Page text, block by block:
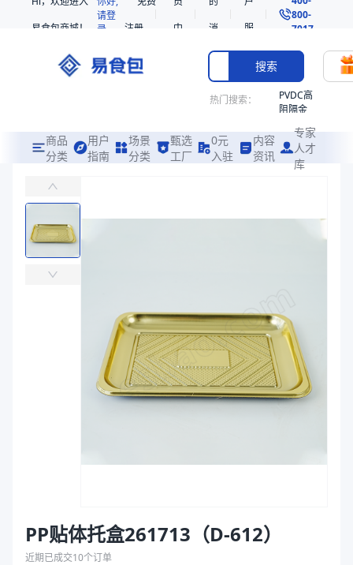
易食包商城！
请登
录
注册
中
消
息
服
务
800-
7017
搜索
热门搜索：
PVDC高
阻隔金
共挤热
收缩袋
SE53
热收缩
拉伸膜
商品
分类
用户
指南
场景
分类
甄选
工厂
0元
入驻
内容
资讯
专家
人才
库
易食包（EPAK）专注于PP贴体托盒261713（D-612）包装，提供详尽
商品参数
商品分类
176.6
13
30
黑色、金色
PP贴体托盒261713（D-612）
近期已成交10个订单